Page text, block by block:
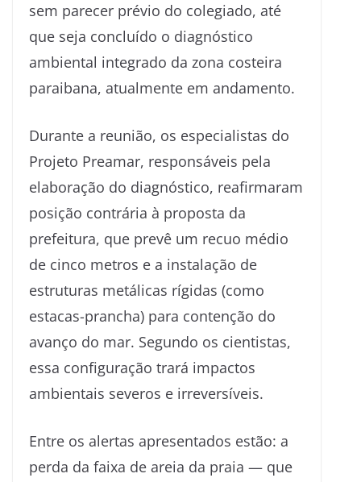
sem parecer prévio do colegiado, até
que seja concluído o diagnóstico
ambiental integrado da zona costeira
paraibana, atualmente em andamento.
Durante a reunião, os especialistas do
Projeto Preamar, responsáveis pela
elaboração do diagnóstico, reafirmaram
posição contrária à proposta da
prefeitura, que prevê um recuo médio
de cinco metros e a instalação de
estruturas metálicas rígidas (como
estacas-prancha) para contenção do
avanço do mar. Segundo os cientistas,
essa configuração trará impactos
ambientais severos e irreversíveis.
Entre os alertas apresentados estão: a
perda da faixa de areia da praia — que